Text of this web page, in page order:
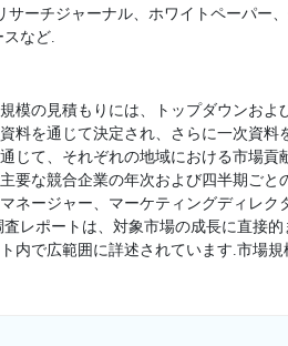
サーチジャーナル、ホワイトペーパー
など.
模の見積もりには、トップダウンお
料を通じて決定され、さらに一次資
じて、それぞれの地域における市場貢
要な競合企業の年次および四半期ご
ネージャー、マーケティングディレ
レポートは、対象市場の成長に直接
内で広範囲に詳述されています.市場